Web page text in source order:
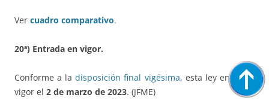
Ver cuadro comparativo.
20ª) Entrada en vigor.
Conforme a ladisposición final vigésima, esta ley entró en
vigor el 2 de marzo de 2023. (JFME)